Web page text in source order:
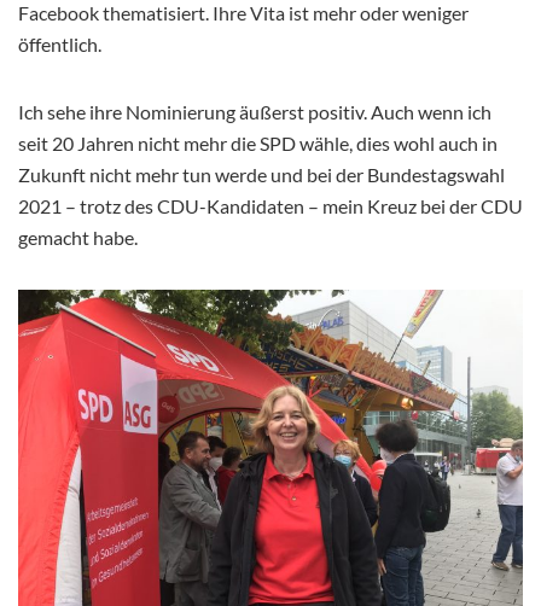
Facebook thematisiert. Ihre Vita ist mehr oder weniger
öffentlich.
Ich sehe ihre Nominierung äußerst positiv. Auch wenn ich
seit 20 Jahren nicht mehr die SPD wähle, dies wohl auch in
Zukunft nicht mehr tun werde und bei der Bundestagswahl
2021 – trotz des CDU-Kandidaten – mein Kreuz bei der CDU
gemacht habe.